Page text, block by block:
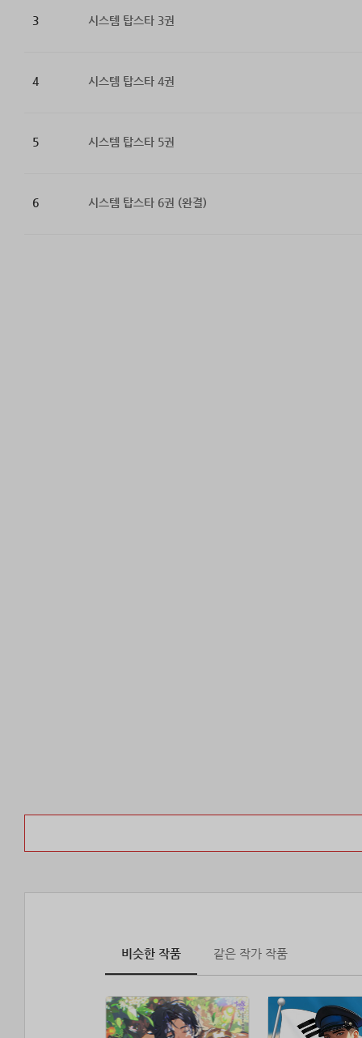
3 시스템 탑스타 3권
4 시스템 탑스타 4권
5 시스템 탑스타 5권
6 시스템 탑스타 6권 (완결)
비슷한 작품 같은 작가 작품